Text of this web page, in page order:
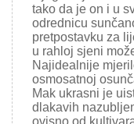
tako da je on i u
odrednicu
pretpostavku za
u rahloj sjeni
Najidealnije
osmosatnoj
Mak ukrasni je
dlakavih
ovisno od